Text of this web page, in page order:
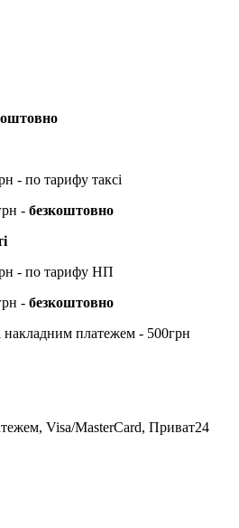
- по тарифу таксі
- безкоштовно
- по тарифу НП
- безкоштовно
накладним платежем - 500грн
Visa/MasterCard, Приват24